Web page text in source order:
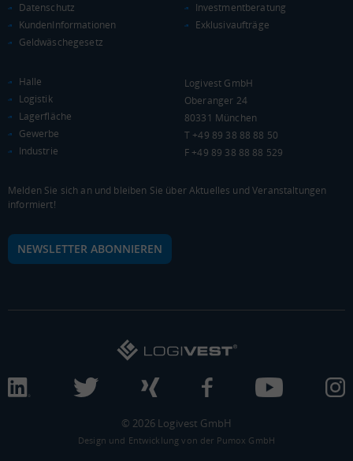
0 €
Landkreis / Kreisfreie Stadt
Bundesland
WIRTSCHAFTSKRAFT (STAND: 2018)
(LANDKREIS / KREISFREIE STADT)
Gesamt BIP je Erwerbstätigen
16.234.601 Tsd. € 80.850 €
Produzierendes Gewerbe
14.622.680 Tsd. € 3.882.188 Tsd. € 4.185.127 Tsd. €
BRUTTOWERTSCHÖPFUNG (DURCHSCHNITT)
Datenschutz
KundenInformationen
Geldwäschegesetz
Investmentberatung
Exklusivaufträge
Halle
Logistik
Lagerfläche
Gewerbe
Industrie
Logivest GmbH
Oberanger 24
80331 München
T +49 89 38 88 88 50
F +49 89 38 88 88 529
Melden Sie sich an und bleiben Sie über Aktuelles und Veranstaltungen
informiert!
NEWSLETTER ABONNIEREN
© 2026 Logivest GmbH
Design und Entwicklung von der Pumox GmbH